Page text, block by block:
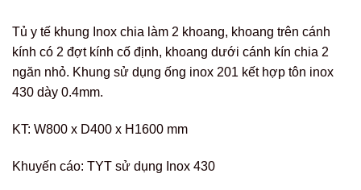
Tủ y tế khung Inox chia làm 2 khoang, khoang trên cánh
kính có 2 đợt kính cố định, khoang dưới cánh kín chia 2
ngăn nhỏ. Khung sử dụng ống inox 201 kết hợp tôn inox
430 dày 0.4mm.
KT: W800 x D400 x H1600 mm
Khuyến cáo: TYT sử dụng Inox 430